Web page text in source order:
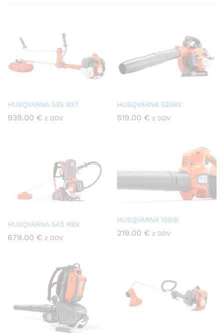
HUSQVARNA 535 RXT
939.00 € z DDV
HUSQVARNA 525BX
519.00 € z DDV
HUSQVARNA 543 RBX
679.00 € z DDV
HUSQVARNA 120iB
219.00 € z DDV